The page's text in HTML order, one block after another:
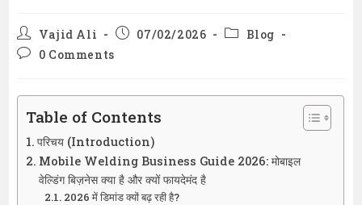
Post
author:
Vajid Ali
Post07/02/2026
PostBlog
Post0 Comments
Table of Contents
परिचय (Introduction)
Mobile Welding Business Guide 2026: मोबाइल
वेल्डिंग बिज़नेस क्या है और क्यों फायदेमंद है
2026 में डिमांड क्यों बढ़ रही है?